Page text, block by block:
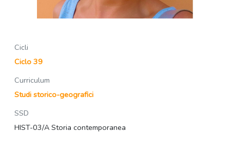
Cicli
Ciclo 39
Curriculum
Studi storico-geografici
SSD
HIST-03/A Storia contemporanea